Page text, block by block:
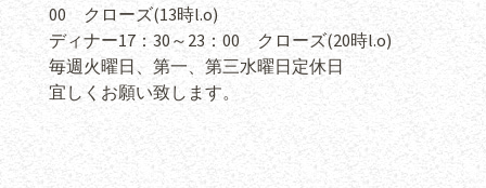
00 クローズ(13時l.o)
ディナー17：30～23：00 クローズ(20時l.o)
毎週火曜日、第一、第三水曜日定休日
宜しくお願い致します。